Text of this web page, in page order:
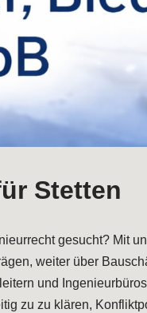
Stetten
gesucht? Mit
weiter über
und
zu zu klären,